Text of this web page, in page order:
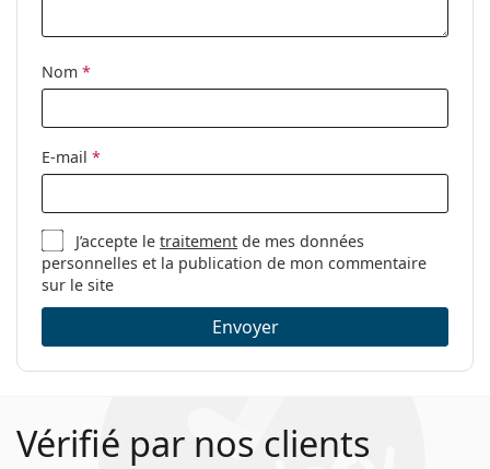
Nom *
E-mail *
J’accepte letraitement de mes données
personnelles et la publication de mon commentaire
sur le site
Envoyer
Vérifié par nos clients